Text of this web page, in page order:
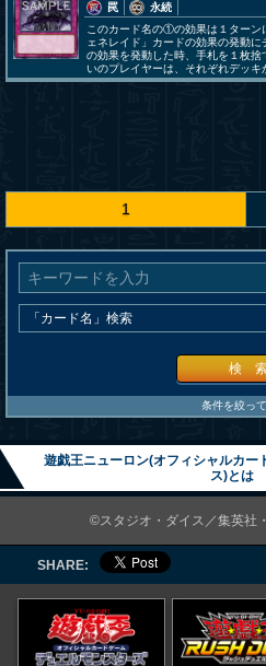
罠
永続
このカード名の①の効果は１ター
ェネレイド」カードの効果の発動
の効果を発動した時、手札を１枚
いのプレイヤーは、それぞれデッキ
1
検
条件を絞っ
遊戯王ニューロン(オフィシャルカー
ス)とは
©スタジオ・ダイス／集英社
SHARE: